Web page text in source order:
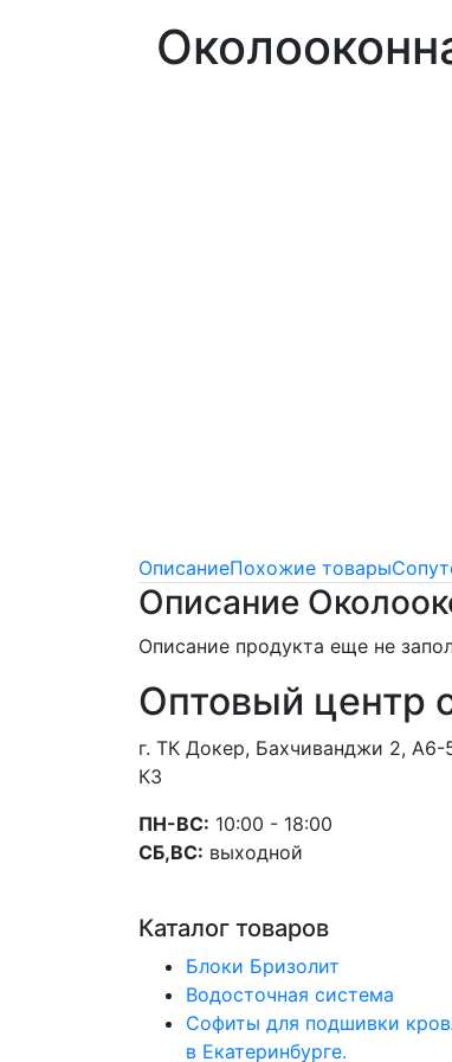
ОписаниеПохожие товары
Описание
Описание продукта еще не
Оптовый центр
г. ТК Докер, Бахчиванджи 2,
К3
ПН-ВС: 10:00 - 18:00
СБ,ВС: выходной
Каталог товаров
Блоки Бризолит
Водосточная система
Софиты для подшивки
в Екатеринбурге.